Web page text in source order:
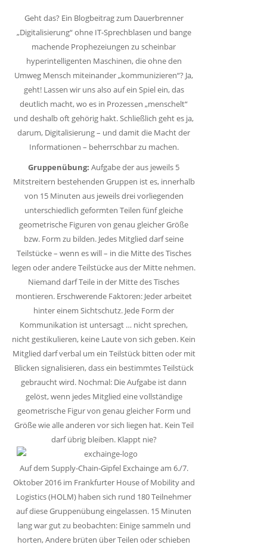
Geht das? Ein Blogbeitrag zum Dauerbrenner
„Digitalisierung“ ohne IT-Sprechblasen und bange
machende Prophezeiungen zu scheinbar
hyperintelligenten Maschinen, die ohne den
Umweg Mensch miteinander „kommunizieren“? Ja,
geht! Lassen wir uns also auf ein Spiel ein, das
deutlich macht, wo es in Prozessen „menschelt“
und deshalb oft gehörig hakt. Schließlich geht es ja,
darum, Digitalisierung – und damit die Macht der
Informationen – beherrschbar zu machen.
Gruppenübung: Aufgabe der aus jeweils 5
Mitstreitern bestehenden Gruppen ist es, innerhalb
von 15 Minuten aus jeweils drei vorliegenden
unterschiedlich geformten Teilen fünf gleiche
geometrische Figuren von genau gleicher Größe
bzw. Form zu bilden. Jedes Mitglied darf seine
Teilstücke – wenn es will – in die Mitte des Tisches
legen oder andere Teilstücke aus der Mitte nehmen.
Niemand darf Teile in der Mitte des Tisches
montieren. Erschwerende Faktoren: Jeder arbeitet
hinter einem Sichtschutz. Jede Form der
Kommunikation ist untersagt … nicht sprechen,
nicht gestikulieren, keine Laute von sich geben. Kein
Mitglied darf verbal um ein Teilstück bitten oder mit
Blicken signalisieren, dass ein bestimmtes Teilstück
gebraucht wird. Nochmal: Die Aufgabe ist dann
gelöst, wenn jedes Mitglied eine vollständige
geometrische Figur von genau gleicher Form und
Größe wie alle anderen vor sich liegen hat. Kein Teil
darf übrig bleiben. Klappt nie?
Auf dem Supply-Chain-Gipfel Exchainge am 6./7.
Oktober 2016 im Frankfurter House of Mobility and
Logistics (HOLM) haben sich rund 180 Teilnehmer
auf diese Gruppenübung eingelassen. 15 Minuten
lang war gut zu beobachten: Einige sammeln und
horten, Andere brüten über Teilen oder schieben